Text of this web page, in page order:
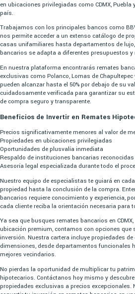
en ubicaciones privilegiadas como CDMX,
país.
Trabajamos con los principales bancos como
nos permite acceder a un extenso catálogo de
casas unifamiliares hasta departamentos de
bancarios se adapta a diferentes presupuestos y
En nuestra plataforma encontrarás remates
exclusivas como Polanco, Lomas de
pueden alcanzar hasta el 50% por debajo de su
cuidadosamente verificada para garantizar su
de compra seguro y transparente.
Beneficios de Invertir en Remates
Precios significativamente menores al valor de
Propiedades en ubicaciones privilegiadas
Oportunidades de plusvalía inmediata
Respaldo de instituciones bancarias reconocidas
Asesoría legal especializada durante todo el
Nuestro equipo de especialistas te guiará en
propiedad hasta la conclusión de la compra.
bancarios requiere conocimiento y experiencia,
cada cliente reciba la orientación necesaria para
Ya sea que busques remates bancarios en
ubicación premium, contamos con opciones
inversión. Nuestra cartera incluye propiedades
dimensiones, desde departamentos funcionales
mejores vecindarios.
No pierdas la oportunidad de multiplicar tu
hipotecarios. Contáctanos hoy mismo y
propiedades exclusivas a precios